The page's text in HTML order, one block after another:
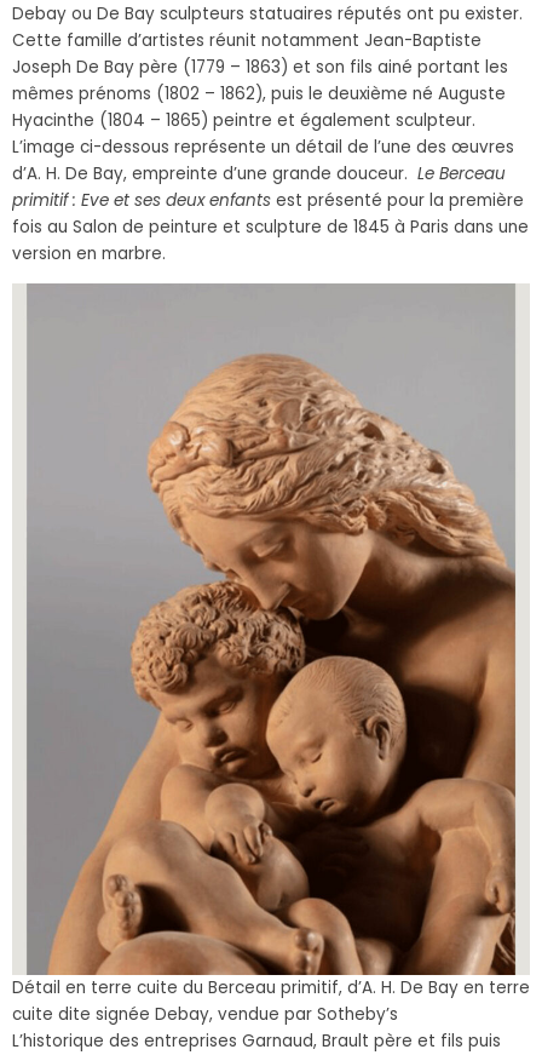
Debay ou De Bay sculpteurs statuaires réputés ont pu exister.
Cette famille d’artistes réunit notamment Jean-Baptiste
Joseph De Bay père (1779 – 1863) et son fils ainé portant les
mêmes prénoms (1802 – 1862), puis le deuxième né Auguste
Hyacinthe (1804 – 1865) peintre et également sculpteur.
L’image ci-dessous représente un détail de l’une des œuvres
d’A. H. De Bay, empreinte d’une grande douceur. Le Berceau
primitif : Eve et ses deux enfants est présenté pour la première
fois au Salon de peinture et sculpture de 1845 à Paris dans une
version en marbre.
Détail en terre cuite du Berceau primitif, d’A. H. De Bay en terre
cuite dite signée Debay, vendue par Sotheby’s
L’historique des entreprises Garnaud, Brault père et fils puis